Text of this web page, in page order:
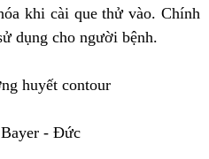
khi cài que thử vào. Chính
dụng cho người bệnh.
huyết contour
- Đức